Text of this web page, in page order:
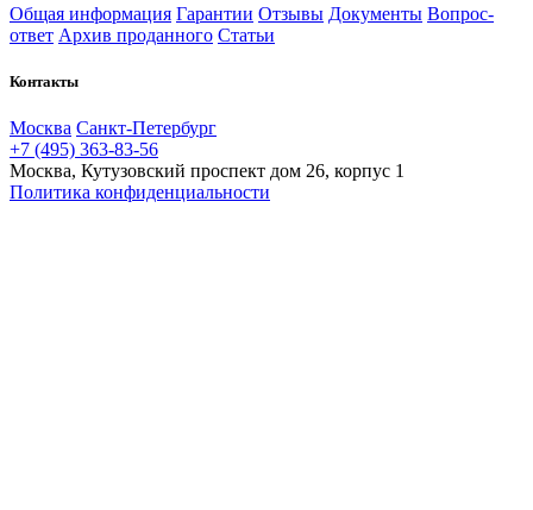
Общая информация Гарантии Отзывы Документы Вопрос-
ответ Архив проданного Статьи
Контакты
Москва Санкт-Петербург
+7 (495) 363-83-56
Москва, Кутузовский проспект дом 26, корпус 1
Политика конфиденциальности